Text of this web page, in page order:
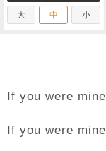
大 中 小
If you were mine
If you were mine